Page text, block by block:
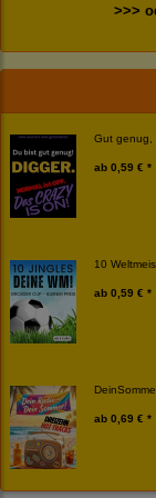
>>>
Gut genug,
ab 0,59 € *
10
ab 0,59 € *
ab 0,69 € *